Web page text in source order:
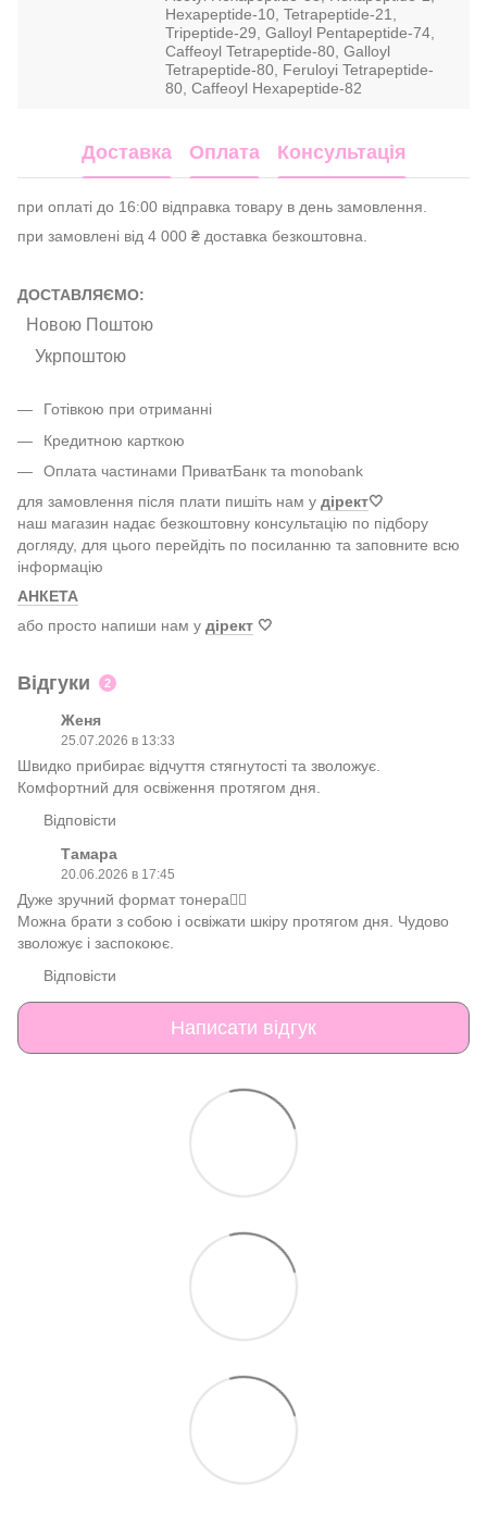
Hexapeptide-10, Tetrapeptide-21,
Tripeptide-29, Galloyl Pentapeptide-74,
Caffeoyl Tetrapeptide-80, Galloyl
Tetrapeptide-80, Feruloyi Tetrapeptide-
80, Caffeoyl Hexapeptide-82
Доставка Оплата Консультація
при оплаті до 16:00 відправка товару в день замовлення.
при замовлені від 4 000 ₴ доставка безкоштовна.
ДОСТАВЛЯЄМО:
Новою Поштою
Укрпоштою
Готівкою при отриманні
Кредитною карткою
Оплата частинами ПриватБанк та monobank
для замовлення після плати пишіть нам у дірект🤍
наш магазин надає безкоштовну консультацію по підбору
догляду, для цього перейдіть по посиланню та заповните всю
інформацію
АНКЕТА
або просто напиши нам у дірект 🤍
Відгуки 2
Женя
25.07.2026 в 13:33
Швидко прибирає відчуття стягнутості та зволожує.
Комфортний для освіження протягом дня.
Відповісти
Тамара
20.06.2026 в 17:45
Дуже зручний формат тонера👍🏻
Можна брати з собою і освіжати шкіру протягом дня. Чудово
зволожує і заспокоює.
Відповісти
Написати відгук